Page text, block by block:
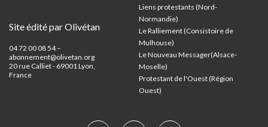
Site édité par Olivétan
04 72 00 08 54 –
abonnement@olivetan.org
20 rue Calliet - 69001 Lyon,
France
Liens protestants (Nord-
Normandie)
Le Ralliement (Consistoire de
Mulhouse)
Le Nouveau Messager(Alsace-
Moselle)
Protestant de l'Ouest (Région
Ouest)